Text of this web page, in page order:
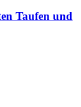
Taufen und